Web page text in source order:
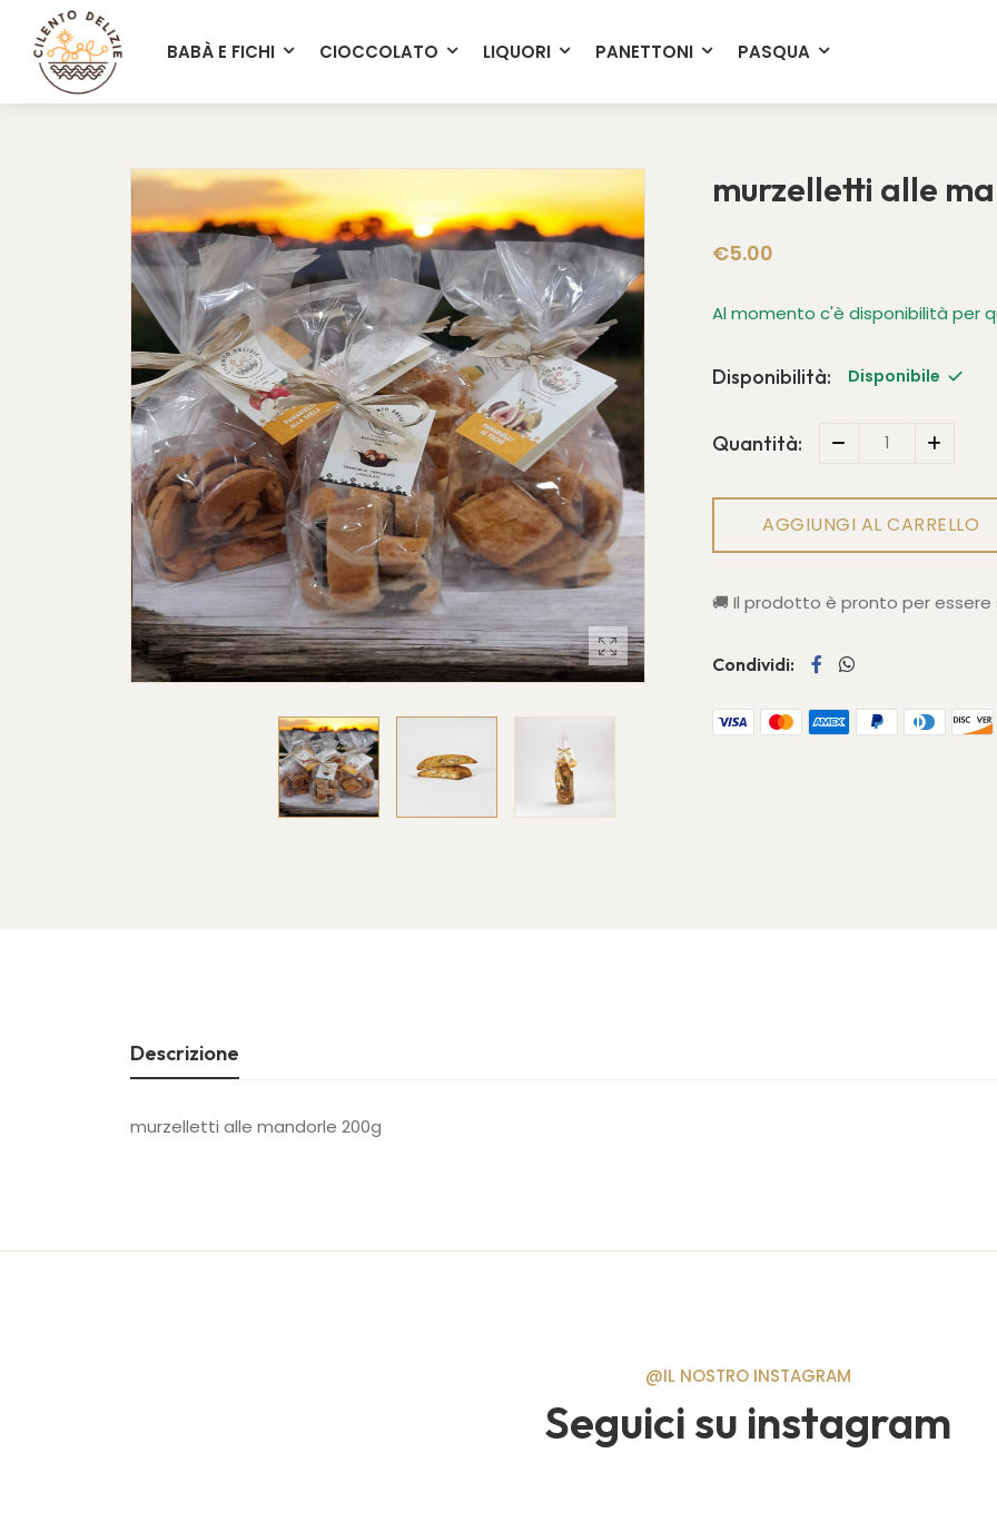
info@cilentodelizie.it
BABÀ E FICHI
CIOCCOLATO LIQUORI PANETTONI PASQUA
murzelletti alle
€5.00
Al momento c'è disponibilità per
Disponibilità: Disponibile
Quantità:
AGGIUNGI AL CARRELLO
🚚 Il prodotto è pronto per essere
Condividi:
Descrizione
murzelletti alle mandorle 200g
@IL NOSTRO INSTAGRAM
Seguici su instagram